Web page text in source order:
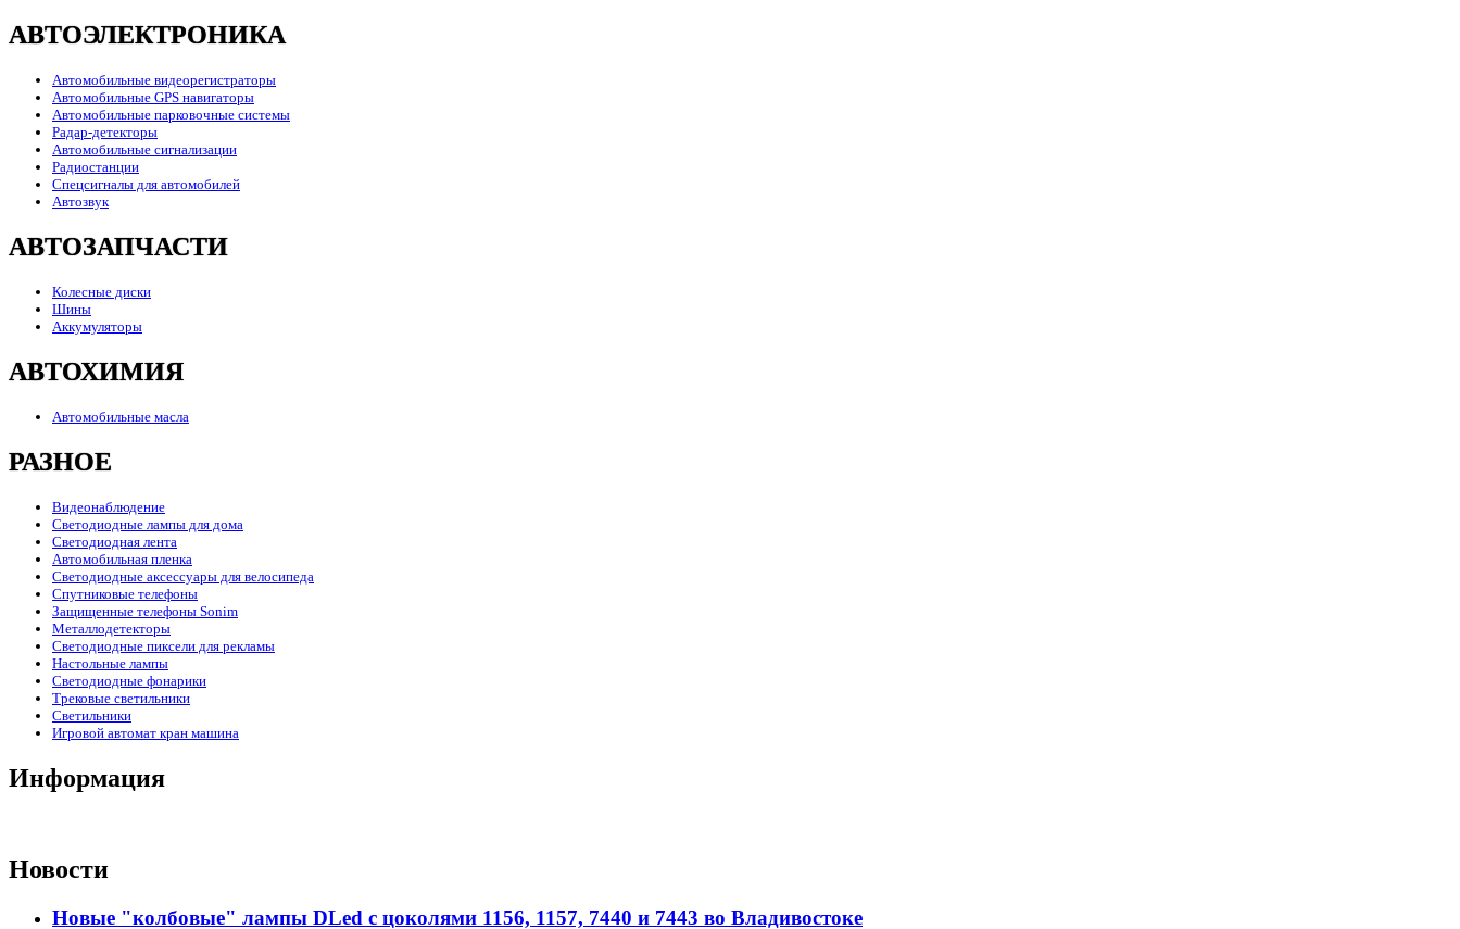
АВТОЭЛЕКТРОНИКА
Автомобильные видеорегистраторы
Автомобильные GPS навигаторы
Автомобильные парковочные системы
Радар-детекторы
Автомобильные сигнализации
Радиостанции
Спецсигналы для автомобилей
Автозвук
АВТОЗАПЧАСТИ
Колесные диски
Шины
Аккумуляторы
АВТОХИМИЯ
Автомобильные масла
РАЗНОЕ
Видеонаблюдение
Светодиодные лампы для дома
Светодиодная лента
Автомобильная пленка
Светодиодные аксессуары для велосипеда
Спутниковые телефоны
Защищенные телефоны Sonim
Металлодетекторы
Светодиодные пиксели для рекламы
Настольные лампы
Светодиодные фонарики
Трековые светильники
Светильники
Игровой автомат кран машина
Информация
Новости
Новые "колбовые" лампы DLed с цоколями 1156, 1157, 7440 и 7443 во Владивостоке